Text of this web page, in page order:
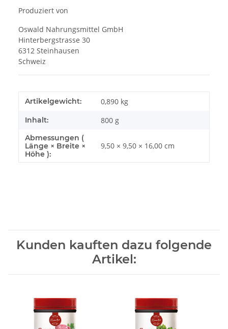
Produziert von
Oswald Nahrungsmittel GmbH
Hinterbergstrasse 30
6312 Steinhausen
Schweiz
Artikelgewicht: 0,890 kg
Inhalt: 800 g
Abmessungen (
Länge × Breite ×
Höhe ):
9,50 × 9,50 × 16,00 cm
Kunden kauften dazu folgende
Artikel: